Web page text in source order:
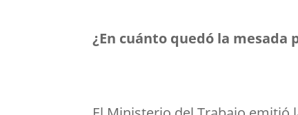
¿En cuánto quedó la mesada